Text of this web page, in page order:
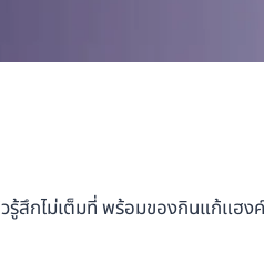
สึกไม่เต็มที่ พร้อมของกินแก้แฮง